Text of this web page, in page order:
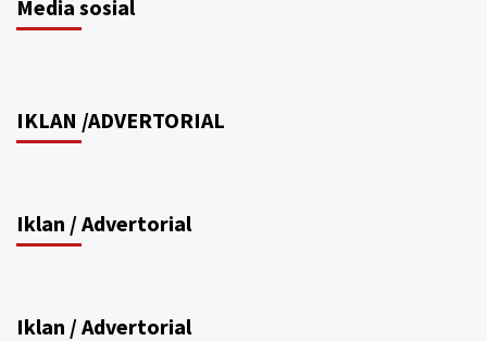
Media sosial
IKLAN /ADVERTORIAL
Iklan / Advertorial
Iklan / Advertorial